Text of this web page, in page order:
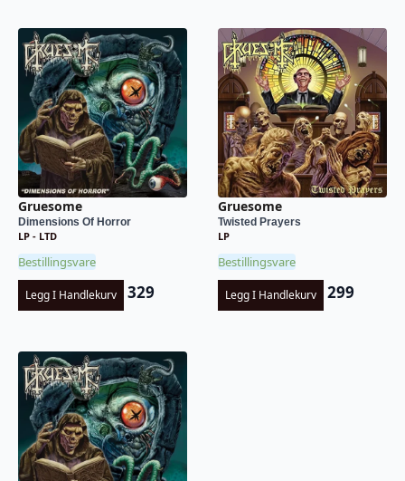
Gruesome
Dimensions Of Horror
LP - LTD
Bestillingsvare
Legg I Handlekurv 329
Gruesome
Twisted Prayers
LP
Bestillingsvare
Legg I Handlekurv 299